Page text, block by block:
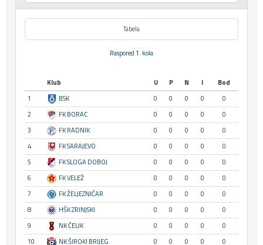
Tabela
Raspored 1. kola
Klub U P N I
Bod
1
BSK 0 0 0 0
0
2
FK BORAC 0 0 0 0
0
3
FK RADNIK 0 0 0 0
0
4
FK SARAJEVO 0 0 0 0
0
5
FK SLOGA DOBOJ 0 0 0 0
0
6
FK VELEŽ 0 0 0 0
0
7
FK ŽELJEZNIČAR 0 0 0 0
0
8
HŠK ZRINJSKI 0 0 0 0
0
9
NK ČELIK 0 0 0 0
0
10
NK ŠIROKI BRIJEG 0 0 0 0 0